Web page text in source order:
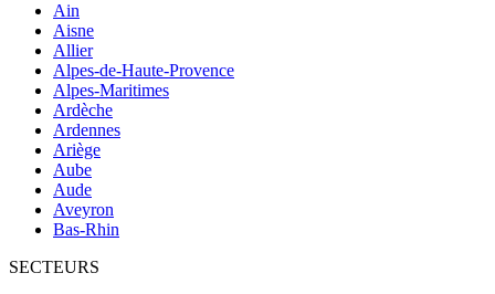
Ain
Aisne
Allier
Alpes-de-Haute-Provence
Alpes-Maritimes
Ardèche
Ardennes
Ariège
Aube
Aude
Aveyron
Bas-Rhin
SECTEURS